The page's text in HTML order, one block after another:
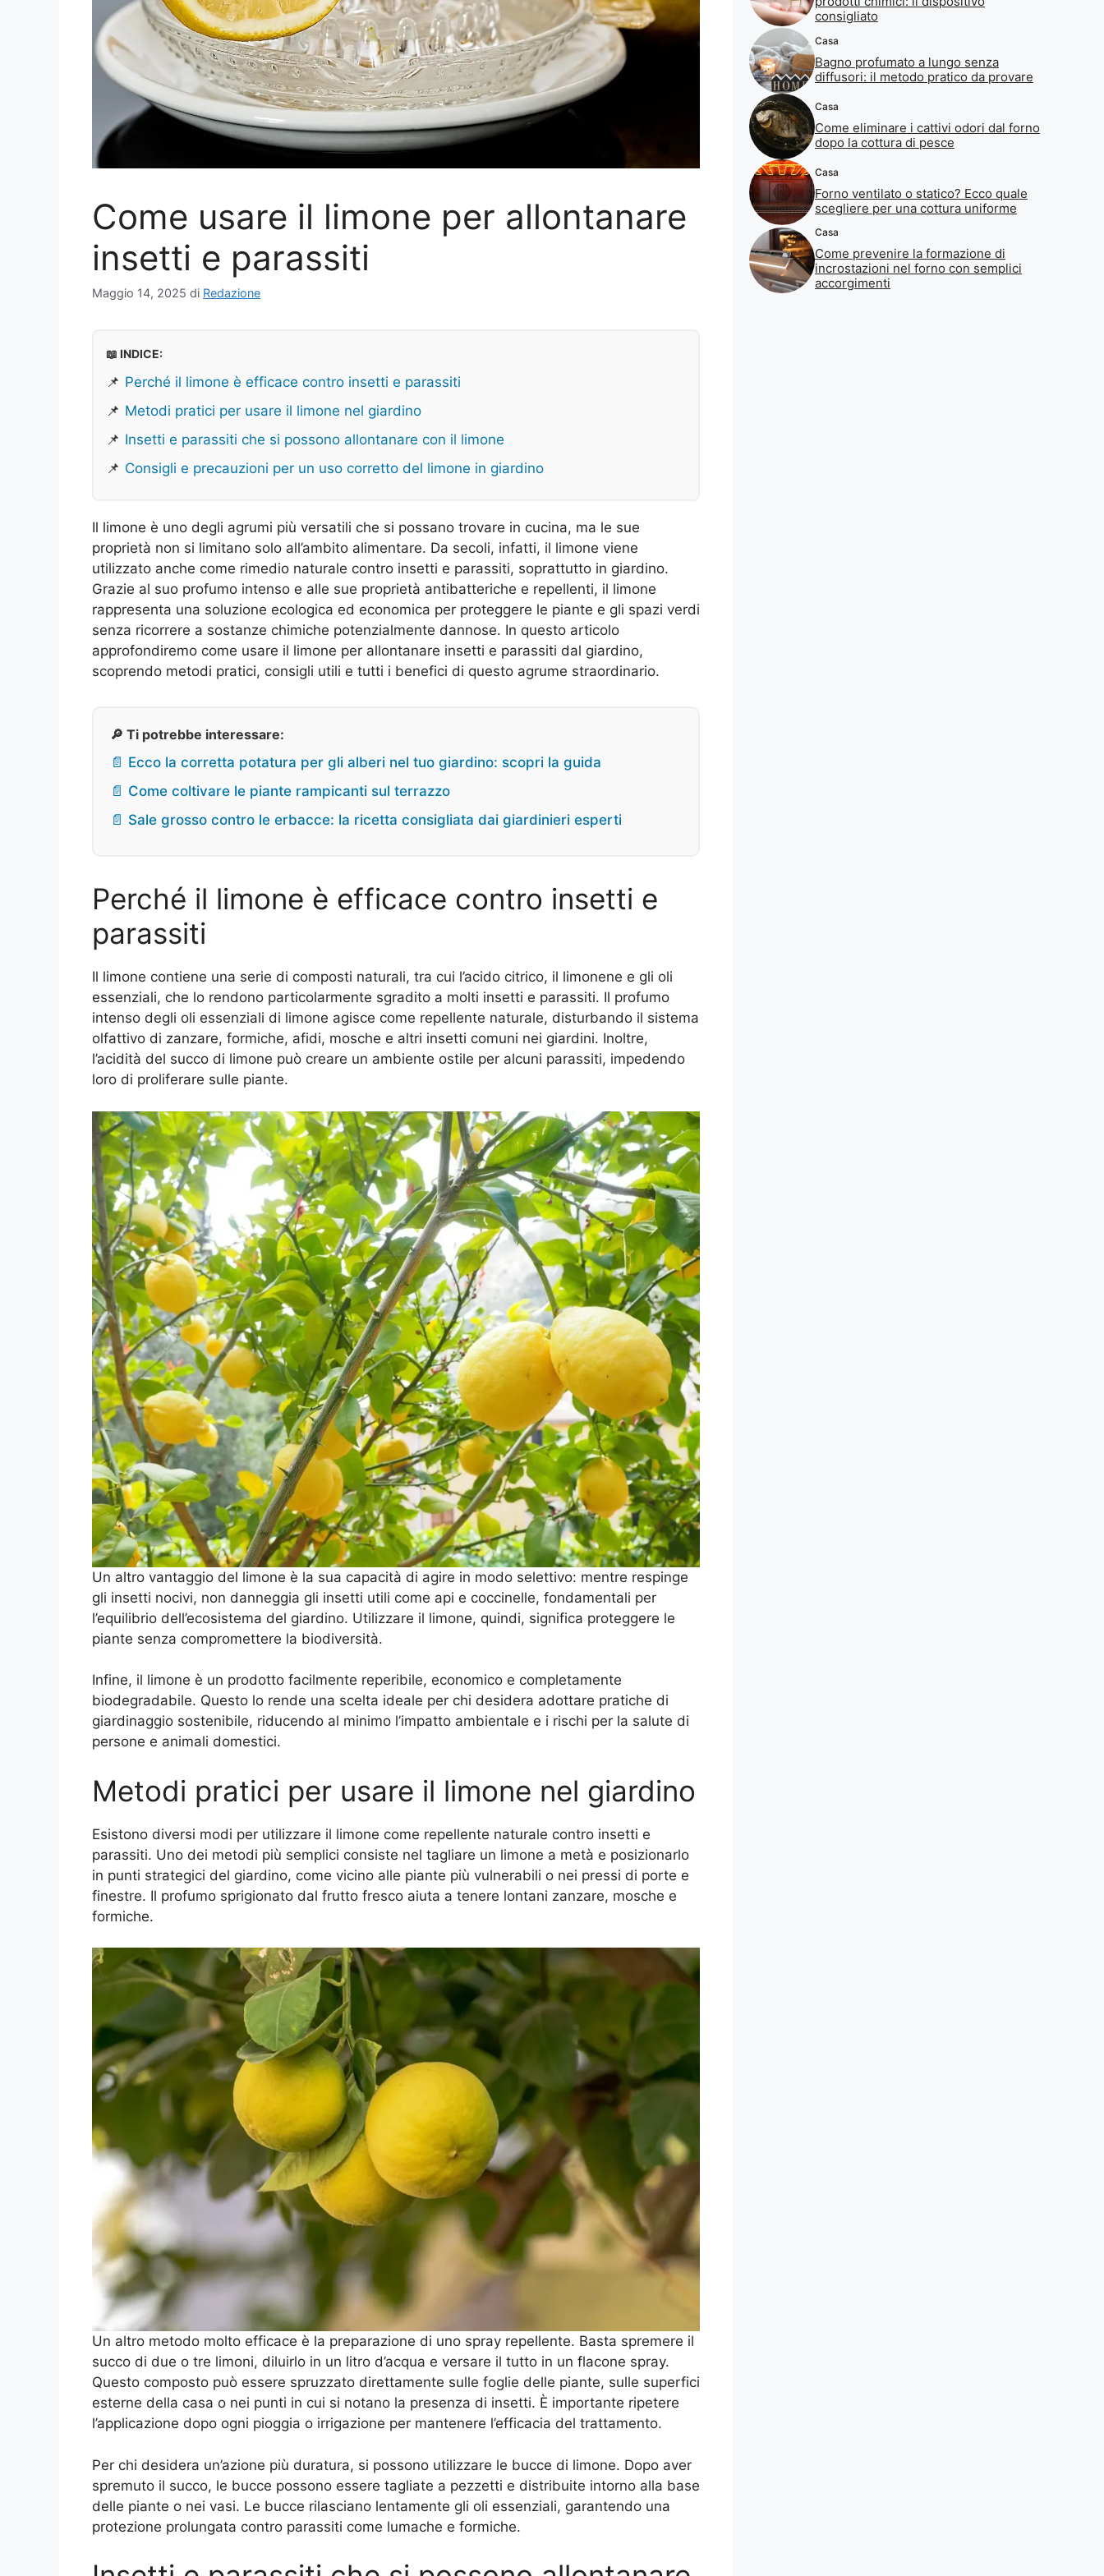
Come usare il limone per allontanare
insetti e parassiti
Maggio 14, 2025 di Redazione
📖 INDICE:
📌 Perché il limone è efficace contro insetti e parassiti
📌 Metodi pratici per usare il limone nel giardino
📌 Insetti e parassiti che si possono allontanare con il limone
📌 Consigli e precauzioni per un uso corretto del limone in giardino
Il limone è uno degli agrumi più versatili che si possano trovare in cucina, ma le sue
proprietà non si limitano solo all’ambito alimentare. Da secoli, infatti, il limone viene
utilizzato anche come rimedio naturale contro insetti e parassiti, soprattutto in giardino.
Grazie al suo profumo intenso e alle sue proprietà antibatteriche e repellenti, il limone
rappresenta una soluzione ecologica ed economica per proteggere le piante e gli spazi verdi
senza ricorrere a sostanze chimiche potenzialmente dannose. In questo articolo
approfondiremo come usare il limone per allontanare insetti e parassiti dal giardino,
scoprendo metodi pratici, consigli utili e tutti i benefici di questo agrume straordinario.
🔎 Ti potrebbe interessare:
📄 Ecco la corretta potatura per gli alberi nel tuo giardino: scopri la guida
📄 Come coltivare le piante rampicanti sul terrazzo
📄 Sale grosso contro le erbacce: la ricetta consigliata dai giardinieri esperti
Perché il limone è efficace contro insetti e
parassiti
Il limone contiene una serie di composti naturali, tra cui l’acido citrico, il limonene e gli oli
essenziali, che lo rendono particolarmente sgradito a molti insetti e parassiti. Il profumo
intenso degli oli essenziali di limone agisce come repellente naturale, disturbando il sistema
olfattivo di zanzare, formiche, afidi, mosche e altri insetti comuni nei giardini. Inoltre,
l’acidità del succo di limone può creare un ambiente ostile per alcuni parassiti, impedendo
loro di proliferare sulle piante.
Un altro vantaggio del limone è la sua capacità di agire in modo selettivo: mentre respinge
gli insetti nocivi, non danneggia gli insetti utili come api e coccinelle, fondamentali per
l’equilibrio dell’ecosistema del giardino. Utilizzare il limone, quindi, significa proteggere le
piante senza compromettere la biodiversità.
Infine, il limone è un prodotto facilmente reperibile, economico e completamente
biodegradabile. Questo lo rende una scelta ideale per chi desidera adottare pratiche di
giardinaggio sostenibile, riducendo al minimo l’impatto ambientale e i rischi per la salute di
persone e animali domestici.
Metodi pratici per usare il limone nel giardino
Esistono diversi modi per utilizzare il limone come repellente naturale contro insetti e
parassiti. Uno dei metodi più semplici consiste nel tagliare un limone a metà e posizionarlo
in punti strategici del giardino, come vicino alle piante più vulnerabili o nei pressi di porte e
finestre. Il profumo sprigionato dal frutto fresco aiuta a tenere lontani zanzare, mosche e
formiche.
Un altro metodo molto efficace è la preparazione di uno spray repellente. Basta spremere il
succo di due o tre limoni, diluirlo in un litro d’acqua e versare il tutto in un flacone spray.
Questo composto può essere spruzzato direttamente sulle foglie delle piante, sulle superfici
esterne della casa o nei punti in cui si notano la presenza di insetti. È importante ripetere
l’applicazione dopo ogni pioggia o irrigazione per mantenere l’efficacia del trattamento.
Per chi desidera un’azione più duratura, si possono utilizzare le bucce di limone. Dopo aver
spremuto il succo, le bucce possono essere tagliate a pezzetti e distribuite intorno alla base
delle piante o nei vasi. Le bucce rilasciano lentamente gli oli essenziali, garantendo una
protezione prolungata contro parassiti come lumache e formiche.
consigliato
Casa
Bagno profumato a lungo senza
diffusori: il metodo pratico da provare
Casa
Come eliminare i cattivi odori dal forno
dopo la cottura di pesce
Casa
Forno ventilato o statico? Ecco quale
scegliere per una cottura uniforme
Casa
Come prevenire la formazione di
incrostazioni nel forno con semplici
accorgimenti